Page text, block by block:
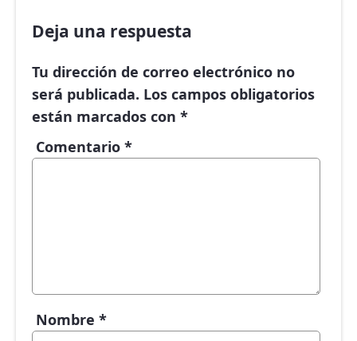
Deja una respuesta
Tu dirección de correo electrónico no
será publicada. Los campos obligatorios
están marcados con *
Comentario *
Nombre *